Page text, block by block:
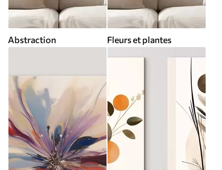
Abstraction Fleurs et plantes